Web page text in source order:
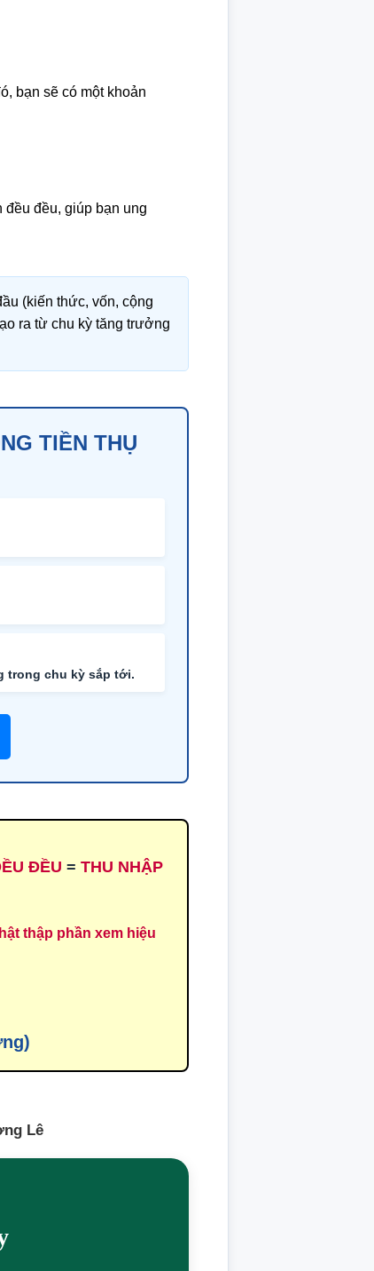
bạn sẽ có một khoản
đều, giúp bạn ung
(kiến thức, vốn, cộng
ra từ chu kỳ tăng trưởng
TIỀN THỤ
trong chu kỳ sắp tới.
ĐỀU = THU NHẬP
thập phần xem hiệu
Lê